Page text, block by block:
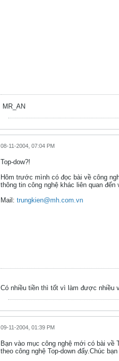
MR_AN
08-11-2004, 07:04 PM
Top-dow?!
Hôm trước mình có đọc bài về công
thông tin công nghệ khác liên quan
Mail: trungkien@mh.com.vn
Có nhiều tiền thì tốt vì làm được nhiều
09-11-2004, 01:39 PM
Bạn vào mục công nghệ mới có bài về
theo công nghệ Top-down đấy.Chúc bạn